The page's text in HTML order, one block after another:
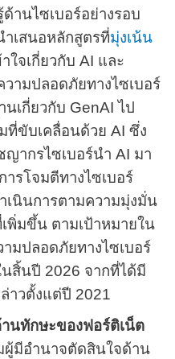
านไซเบอร์อย่างรอบ
เสนอหลักสูตรที่มุ่งเน้น
ใจเกี่ยวกับAI และ
ามปลอดภัยทางไซเบอร์
เกี่ยวกับ GenAIไป
ที่ขับเคลื่อนด้วยAIซึ่ง
ญากรไซเบอร์นำAI มา
รโจมตีทางไซเบอร์
เนินการตามความมุ่งมั่น
พิ่มขึ้น ตามเป้าหมายใน
มปลอดภัยทางไซเบอร์
นสิ้นปี 2026 จากที่ได้มี
าวตั้งแต่ปี 2021
านทักษะของฟอร์ติเน็ต
ผู้มีอำนาจตัดสินใจด้าน